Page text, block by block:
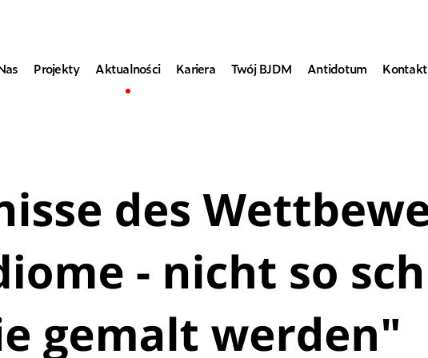
Projekty Aktualności Kariera Twój BJDM Antidotum Kontakt